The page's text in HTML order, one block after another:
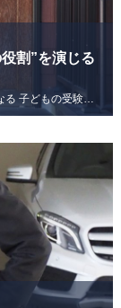
割”を演じる
「父親の服装」は、子どもの晴れ舞台を支える背景になる 子どもの受験や入学式、授業参観。これらの場で父親の服装に迷う人は意外に多い。「どうせ...